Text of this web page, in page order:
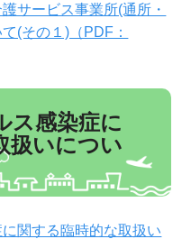
サービス事業所(通所・
(その１)（PDF：
ス感染症に
扱いについ
関する臨時的な取扱い